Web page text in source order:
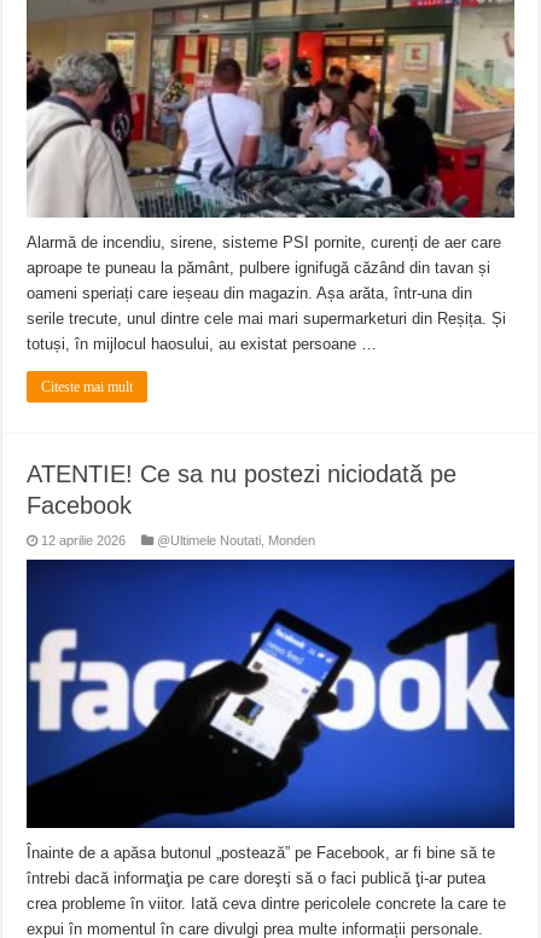
ANUNŢ OPRIRE APĂ în CARANSEBEȘ avarie
ANUNȚ OPRIRE APĂ în Reșița, cartier Țerova – avarie – 04.08.2026
Alarmă de incendiu, sirene, sisteme PSI pornite, curenți de aer care
aproape te puneau la pământ, pulbere ignifugă căzând din tavan și
oameni speriați care ieșeau din magazin. Așa arăta, într-una din
serile trecute, unul dintre cele mai mari supermarketuri din Reșița. Și
totuși, în mijlocul haosului, au existat persoane …
Citeste mai mult
ATENTIE! Ce sa nu postezi niciodată pe
Facebook
12 aprilie 2026 @Ultimele Noutati Monden
Înainte de a apăsa butonul „postează” pe Facebook, ar fi bine să te
întrebi dacă informaţia pe care doreşti să o faci publică ţi-ar putea
crea probleme în viitor. Iată ceva dintre pericolele concrete la care te
expui în momentul în care divulgi prea multe informații personale.